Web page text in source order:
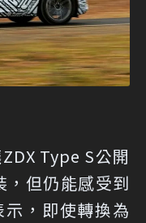
Type S公開
，但仍能感受到
，即使轉換為